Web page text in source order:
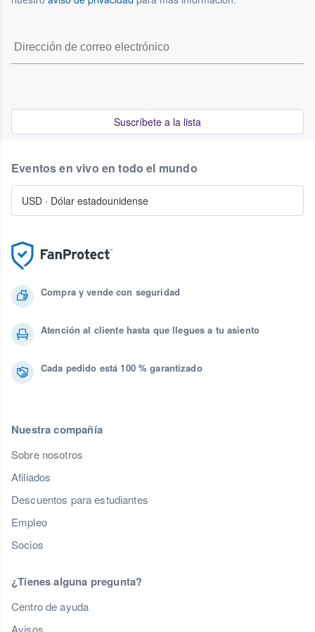
Suscríbete a la lista
Compra y vende con seguridad
Atención al cliente hasta que llegues a tu asiento
Cada pedido está 100 % garantizado
Nuestra compañía
Sobre nosotros
Afiliados
Descuentos para estudiantes
Empleo
Socios
¿Tienes alguna pregunta?
Centro de ayuda
Avisos
Eventos en vivo en todo el mundo
USD · Dólar estadounidense